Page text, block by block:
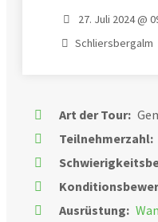
27. Juli 2024 @
Schliersbergalm
Art der Tour:
Teilnehmerzahl:
Ausrüstung: